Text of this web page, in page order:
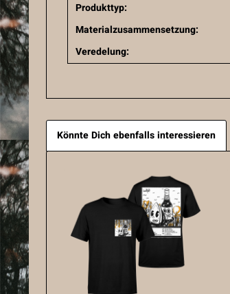
Produkttyp:
Materialzusammensetzung:
Veredelung:
Könnte Dich ebenfalls interessieren